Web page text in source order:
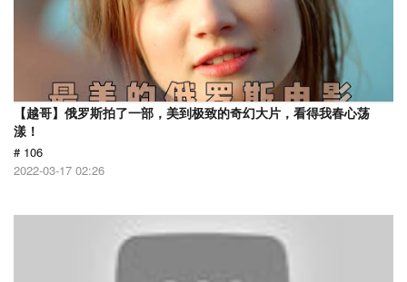
【越哥】俄罗斯拍了一部，美到极致的奇幻大片，看得我春心荡
漾！
# 106
2022-03-17 02:26